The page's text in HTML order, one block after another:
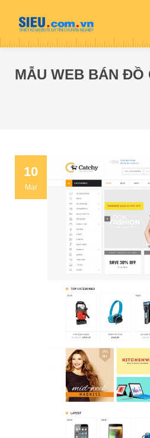
MẪU WEB BÁN ĐỒ
10
Mar